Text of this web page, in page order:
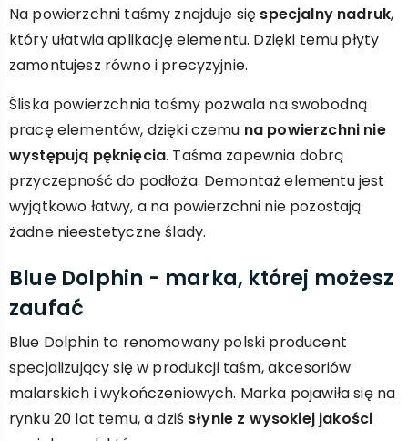
Na powierzchni taśmy znajduje się specjalny nadruk,
który ułatwia aplikację elementu. Dzięki temu płyty
zamontujesz równo i precyzyjnie.
Śliska powierzchnia taśmy pozwala na swobodną
pracę elementów, dzięki czemu na powierzchni nie
występują pęknięcia. Taśma zapewnia dobrą
przyczepność do podłoża. Demontaż elementu jest
wyjątkowo łatwy, a na powierzchni nie pozostają
żadne nieestetyczne ślady.
Blue Dolphin - marka, której możesz
zaufać
Blue Dolphin to renomowany polski producent
specjalizujący się w produkcji taśm, akcesoriów
malarskich i wykończeniowych. Marka pojawiła się na
rynku 20 lat temu, a dziś słynie z wysokiej jakości